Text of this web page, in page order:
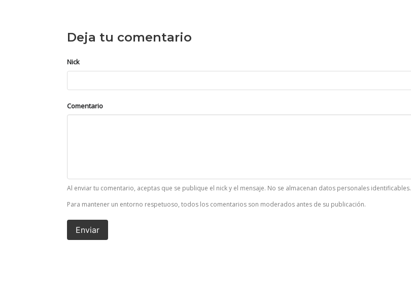
Deja tu comentario
Nick
Comentario
Al enviar tu comentario, aceptas que se publique el nick y el mensaje. No se almacenan datos personales identificables.
Para mantener un entorno respetuoso, todos los comentarios son moderados antes de su publicación.
Enviar